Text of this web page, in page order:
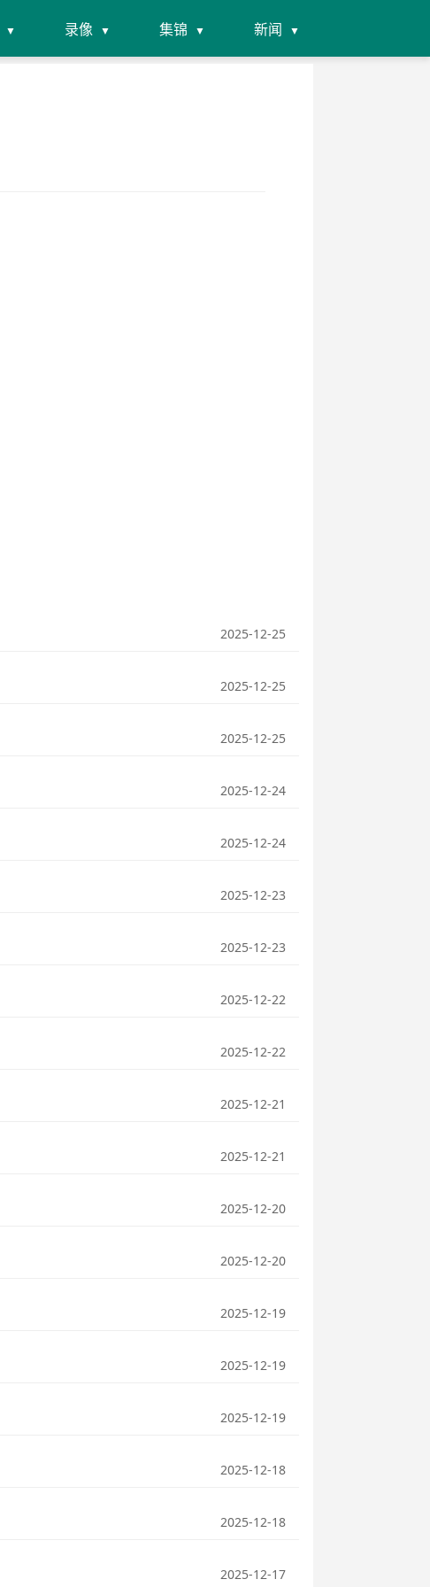
录像 集锦 新闻
2025-12-25
2025-12-25
2025-12-25
2025-12-24
2025-12-24
2025-12-23
2025-12-23
2025-12-22
2025-12-22
2025-12-21
2025-12-21
2025-12-20
2025-12-20
2025-12-19
2025-12-19
2025-12-19
2025-12-18
2025-12-18
2025-12-17